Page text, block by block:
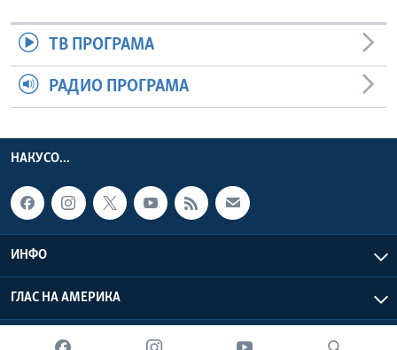
ТВ ПРОГРАМА
РАДИО ПРОГРАМА
НАКУСО...
ИНФО
ГЛАС НА АМЕРИКА
Глас на Америка © 2026 VOA, Inc. Сите права задржани.